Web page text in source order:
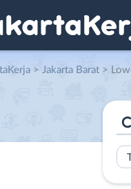
> Jakarta Barat > Lowongan